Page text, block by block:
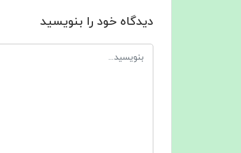
دیدگاه خود را بنویسید